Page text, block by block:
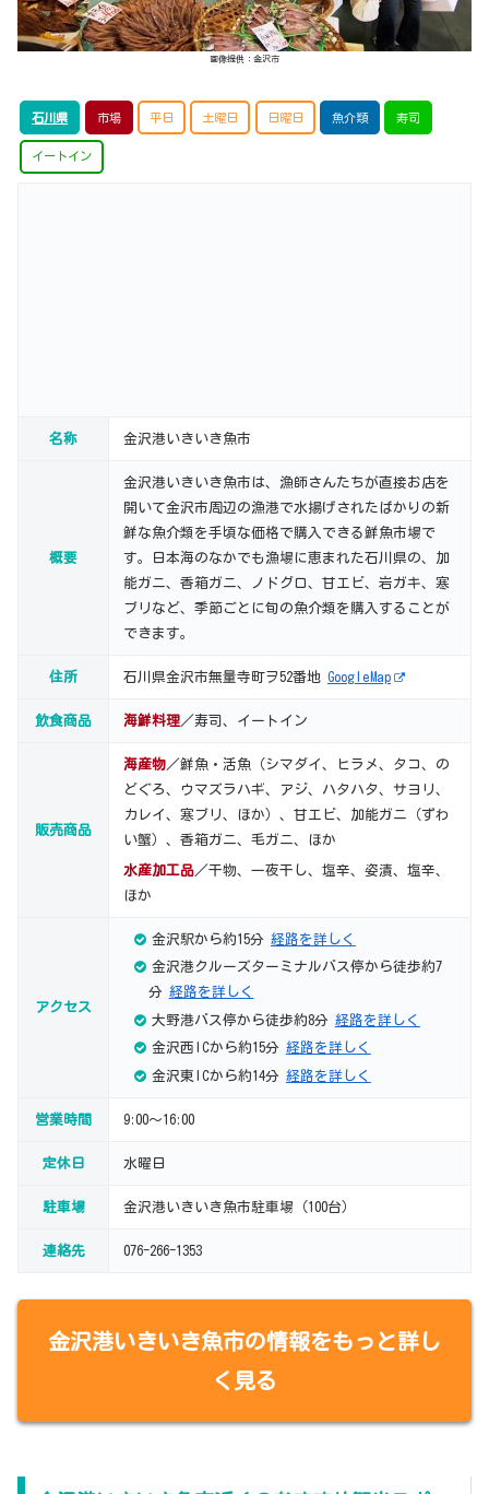
画像提供：金沢市
石川県 市場 平日 土曜日 日曜日 魚介類 寿司
イートイン
名称 金沢港いきいき魚市
概要
金沢港いきいき魚市は、漁師さんたちが直接お店を
開いて金沢市周辺の漁港で水揚げされたばかりの新
鮮な魚介類を手頃な価格で購入できる鮮魚市場で
す。日本海のなかでも漁場に恵まれた石川県の、加
能ガニ、香箱ガニ、ノドグロ、甘エビ、岩ガキ、寒
ブリなど、季節ごとに旬の魚介類を購入することが
できます。
住所 石川県金沢市無量寺町ヲ52番地 GoogleMap
飲食商品 海鮮料理／寿司、イートイン
販売商品
海産物／鮮魚・活魚（シマダイ、ヒラメ、タコ、の
どぐろ、ウマズラハギ、アジ、ハタハタ、サヨリ、
カレイ、寒ブリ、ほか）、甘エビ、加能ガニ（ずわ
い蟹）、香箱ガニ、毛ガニ、ほか
水産加工品／干物、一夜干し、塩辛、姿漬、塩辛、
ほか
アクセス
金沢駅から約15分 経路を詳しく
金沢港クルーズターミナルバス停から徒歩約7
分 経路を詳しく
大野港バス停から徒歩約8分 経路を詳しく
金沢西ICから約15分 経路を詳しく
金沢東ICから約14分 経路を詳しく
営業時間 9:00～16:00
定休日 水曜日
駐車場 金沢港いきいき魚市駐車場（100台）
連絡先 076-266-1353
金沢港いきいき魚市の情報をもっと詳し
く見る